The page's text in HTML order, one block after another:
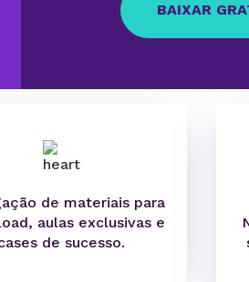
de materiais para
aulas exclusivas e
de sucesso.